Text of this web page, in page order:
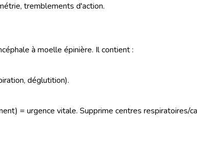
tremblements d'action.
à moelle épinière. Il contient :
déglutition).
= urgence vitale. Supprime centres respiratoires/